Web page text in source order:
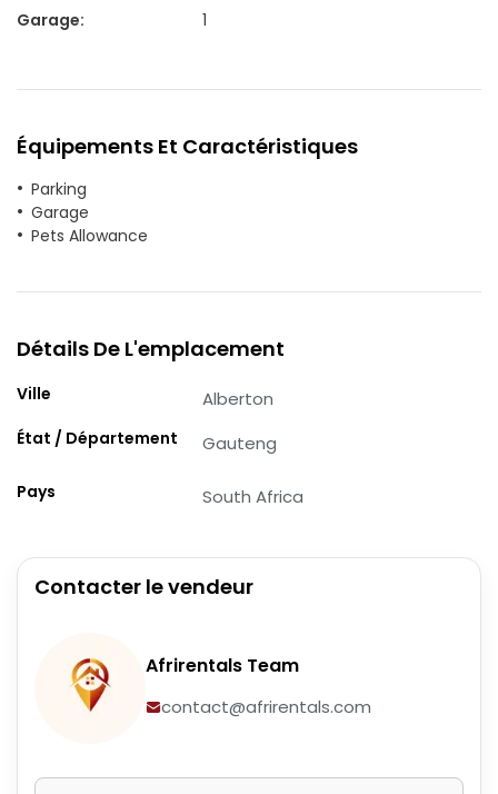
Garage: 1
Équipements Et Caractéristiques
Parking
Garage
Pets Allowance
Détails De L'emplacement
Ville Alberton
État / Département Gauteng
Pays South Africa
Contacter le vendeur
Afrirentals Team
contact@afrirentals.com